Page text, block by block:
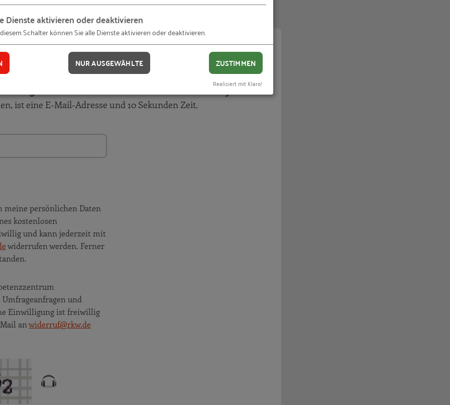
Wir informieren Sie automatisch und kostenlos,
durch den Ansatz der Gründerökosysteme
ist eine E-Mail-Adresse und 10 Sekunden Zeit.
meine persönlichen Daten
kostenlosen
und kann jederzeit mit
widerrufen werden. Ferner
und
Einwilligung ist freiwillig
anwiderruf@rkw.de
Dienste aktivieren oder deaktivieren
Schalter können Sie alle Dienste aktivieren oder deaktivieren.
NUR AUSGEWÄHLTE ZUSTIMMEN
Realisiert mit Klaro!